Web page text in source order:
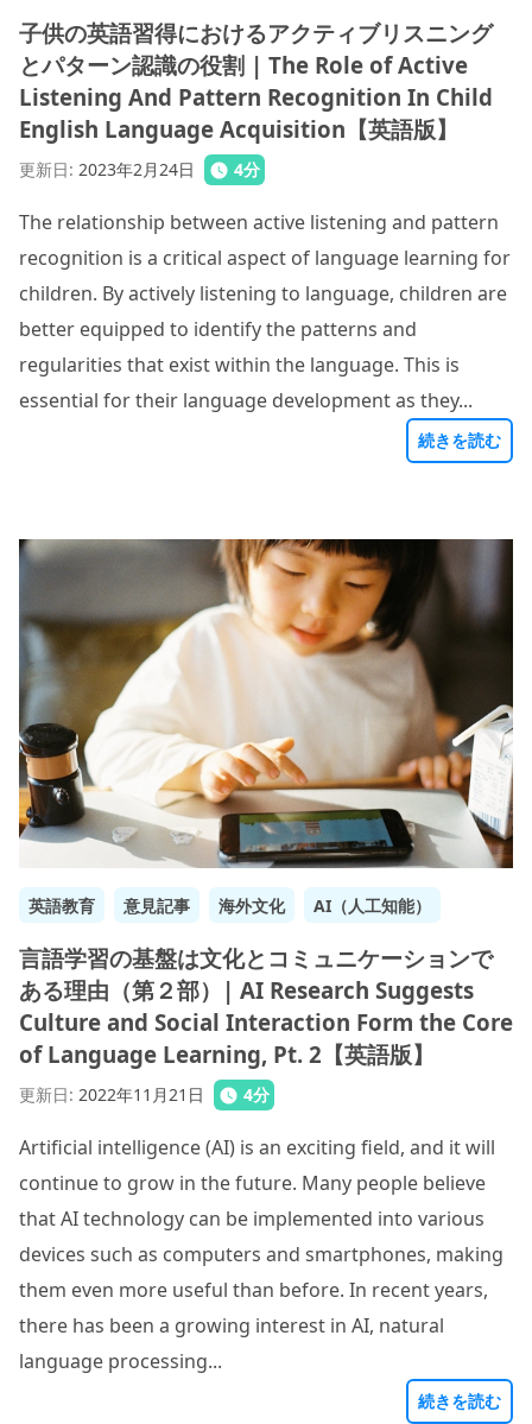
子供の英語習得におけるアクティブリスニング
とパターン認識の役割 | The Role of Active
Listening And Pattern Recognition In Child
English Language Acquisition【英語版】
更新日: 2023年2月24日 4分
The relationship between active listening and pattern
recognition is a critical aspect of language learning for
children. By actively listening to language, children are
better equipped to identify the patterns and
regularities that exist within the language. This is
essential for their language development as they...
続きを読む
英語教育 意見記事 海外文化 AI（人工知能）
言語学習の基盤は文化とコミュニケーションで
ある理由（第２部）| AI Research Suggests
Culture and Social Interaction Form the Core
of Language Learning, Pt. 2【英語版】
更新日: 2022年11月21日 4分
Artificial intelligence (AI) is an exciting field, and it will
continue to grow in the future. Many people believe
that AI technology can be implemented into various
devices such as computers and smartphones, making
them even more useful than before. In recent years,
there has been a growing interest in AI, natural
language processing...
続きを読む